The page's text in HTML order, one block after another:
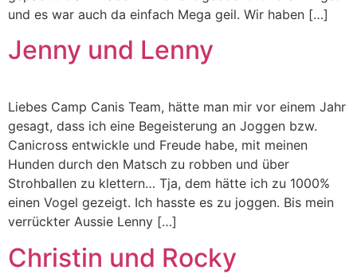
und es war auch da einfach Mega geil. Wir haben […]
Jenny und Lenny
Liebes Camp Canis Team, hätte man mir vor einem Jahr
gesagt, dass ich eine Begeisterung an Joggen bzw.
Canicross entwickle und Freude habe, mit meinen
Hunden durch den Matsch zu robben und über
Strohballen zu klettern… Tja, dem hätte ich zu 1000%
einen Vogel gezeigt. Ich hasste es zu joggen. Bis mein
verrückter Aussie Lenny […]
Christin und Rocky